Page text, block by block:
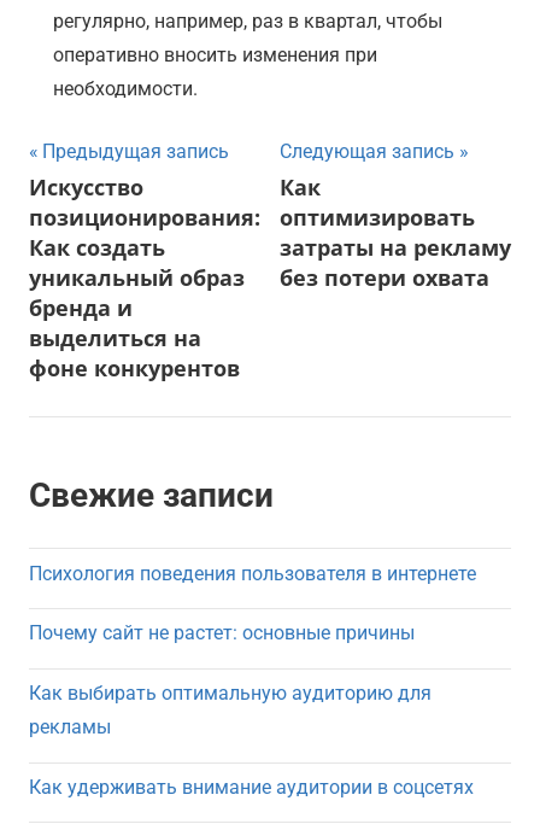
регулярно, например, раз в квартал, чтобы
оперативно вносить изменения при
необходимости.
Навигация
по
записям
Предыдущая запись
Искусство
позиционирования:
Как создать
уникальный образ
бренда и
выделиться на
фоне конкурентов
Следующая запись
Как
оптимизировать
затраты на рекламу
без потери охвата
Свежие записи
Психология поведения пользователя в интернете
Почему сайт не растет: основные причины
Как выбирать оптимальную аудиторию для
рекламы
Как удерживать внимание аудитории в соцсетях